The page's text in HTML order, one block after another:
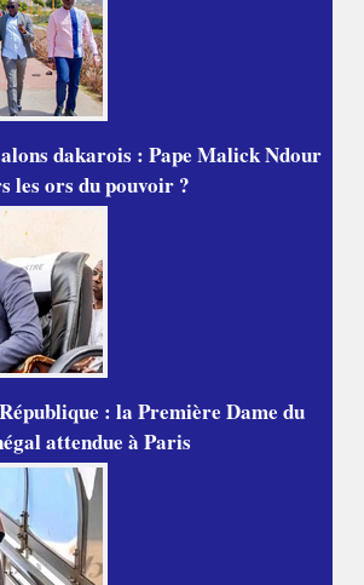
dakarois : Pape Malick Ndour
les ors du pouvoir ?
: la Première Dame du
attendue à Paris